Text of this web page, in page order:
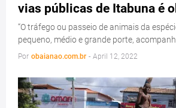
vias públicas de Itabuna é
“O tráfego ou passeio de animais da
pequeno, médio e grande porte,
Por obaianao.com.br - April 12, 2022